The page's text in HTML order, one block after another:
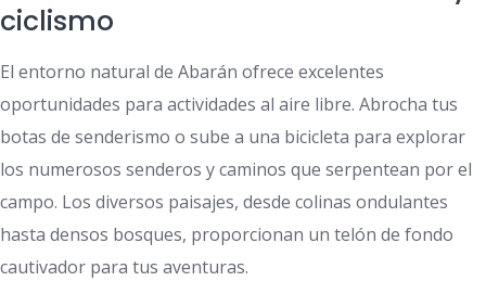
ciclismo
El entorno natural de Abarán ofrece excelentes
oportunidades para actividades al aire libre. Abrocha tus
botas de senderismo o sube a una bicicleta para explorar
los numerosos senderos y caminos que serpentean por el
campo. Los diversos paisajes, desde colinas ondulantes
hasta densos bosques, proporcionan un telón de fondo
cautivador para tus aventuras.